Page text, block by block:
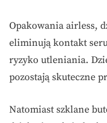
Opakowania airless,
eliminują kontakt
ryzyko utleniania.
pozostają skuteczne
Natomiast szklane